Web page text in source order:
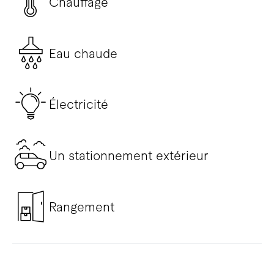
Eau chaude
Électricité
Un stationnement extérieur
Rangement